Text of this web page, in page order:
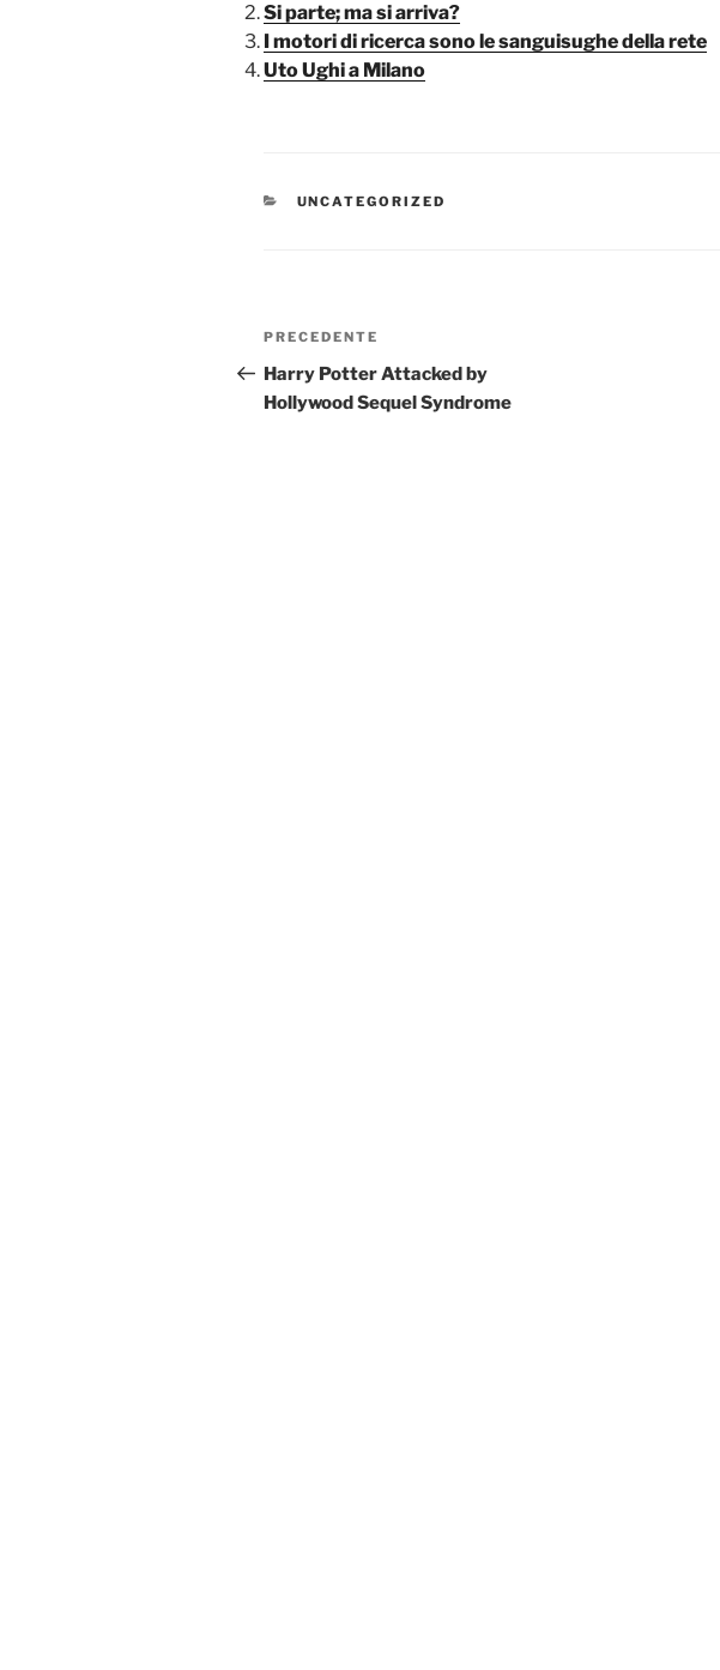
Si parte; ma si arriva?
I motori di ricerca sono le sanguisughe della rete
Uto Ughi a Milano
CATEGORIE
UNCATEGORIZED
Navigazione
articoli
Articolo
precedente:
PRECEDENTE
Harry Potter Attacked by
Hollywood Sequel Syndrome